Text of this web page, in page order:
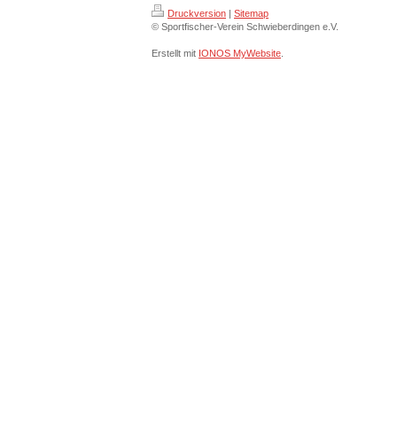
Druckversion | Sitemap
© Sportfischer-Verein Schwieberdingen e.V.
Erstellt mit IONOS MyWebsite